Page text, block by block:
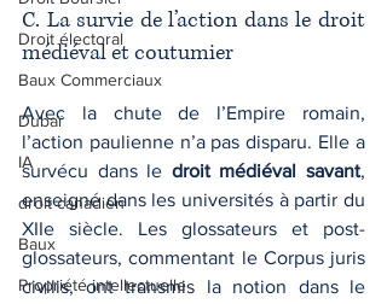
Droit électoral
Baux Commerciaux
Dubaï
IA
droit canadien
Baux
Propriété intellectuelle
C. La survie de l’action dans le droit
médiéval et coutumier
Avec la chute de l’Empire romain,
l’action paulienne n’a pas disparu. Elle a
survécu dans le droit médiéval savant,
enseigné dans les universités à partir du
XIIe siècle. Les glossateurs et post-
glossateurs, commentant le Corpus juris
civilis, ont transmis la notion dans le